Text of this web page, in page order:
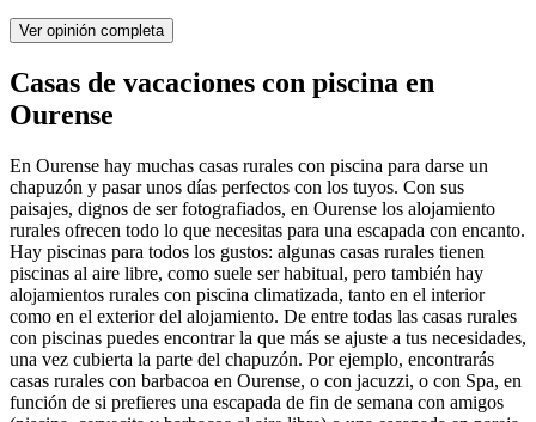
Ver opinión completa
Casas de vacaciones con piscina en
Ourense
En Ourense hay muchas casas rurales con piscina para darse un
chapuzón y pasar unos días perfectos con los tuyos. Con sus
paisajes, dignos de ser fotografiados, en Ourense los alojamiento
rurales ofrecen todo lo que necesitas para una escapada con encanto.
Hay piscinas para todos los gustos: algunas casas rurales tienen
piscinas al aire libre, como suele ser habitual, pero también hay
alojamientos rurales con piscina climatizada, tanto en el interior
como en el exterior del alojamiento. De entre todas las casas rurales
con piscinas puedes encontrar la que más se ajuste a tus necesidades,
una vez cubierta la parte del chapuzón. Por ejemplo, encontrarás
casas rurales con barbacoa en Ourense, o con jacuzzi, o con Spa, en
función de si prefieres una escapada de fin de semana con amigos